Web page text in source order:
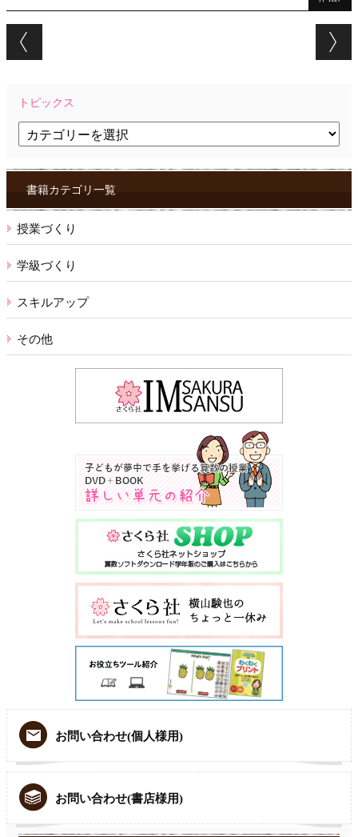
Post navigation
トピックス
ク
ス書籍カテゴリ一覧
授業づくり
学級づくり
スキルアップ
その他
お問い合わせ(個人様用)
お問い合わせ(書店様用)